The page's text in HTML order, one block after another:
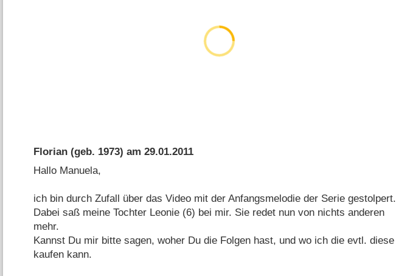
Florian(geb. 1973) am 29.01.2011
Hallo Manuela,
ich bin durch Zufall über das Video mit der Anfangsmelodie der Serie gestolpert.
Dabei saß meine Tochter Leonie (6) bei mir. Sie redet nun von nichts anderen
mehr.
Kannst Du mir bitte sagen, woher Du die Folgen hast, und wo ich die evtl. diese
kaufen kann.